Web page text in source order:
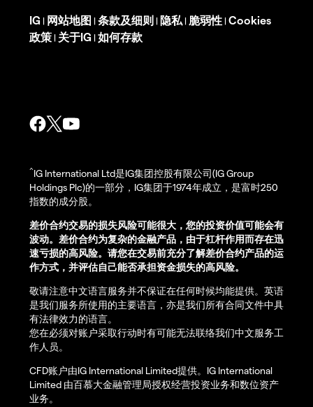
IG | 网站地图 | 条款及细则 | 隐私 | 脆弱性 | Cookies
政策 | 关于IG | 如何存款
^IG International Ltd是IG集团控股有限公司(IG Group
Holdings Plc)的一部分，IG集团于1974年成立，是富时250
指数的成分股。
差价合约交易的损失风险可能很大，您的投资价值可能会有
波动。差价合约为复杂的金融产品，由于杠杆作用而存在迅
速亏损的高风险。请您在交易前充分了解差价合约产品的运
作方式，并评估自己能否承担资金损失的高风险。
敬请注意中文语言服务并不保证在任何时候均能提供。英语
是我们服务所使用的主要语言，亦是我们所有合同文件中具
有法律效力的语言。
您在必须对账户采取行动时有可能无法联络我们中文服务工
作人员。
CFD账户由IG International Limited提供。IG International
Limited 由百慕大金融管理局授权经营投资业务和数位资产
业务。